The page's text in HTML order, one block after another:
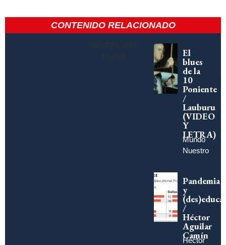
CONTENIDO RELACIONADO
No data was
found
El
blues
de la
10
Poniente
/
Lauburu
(VIDEO
Y
LETRA)
Mundo
Nuestro
Pandemia
y
/
Héctor
Aguilar
Camín
Héctor